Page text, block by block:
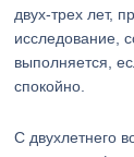
двух-трех лет,
исследование,
выполняется,
спокойно.
С двухлетнего